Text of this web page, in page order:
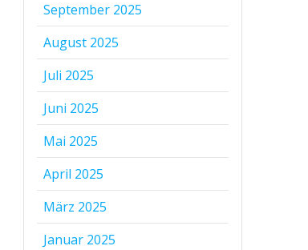
September 2025
August 2025
Juli 2025
Juni 2025
Mai 2025
April 2025
März 2025
Januar 2025